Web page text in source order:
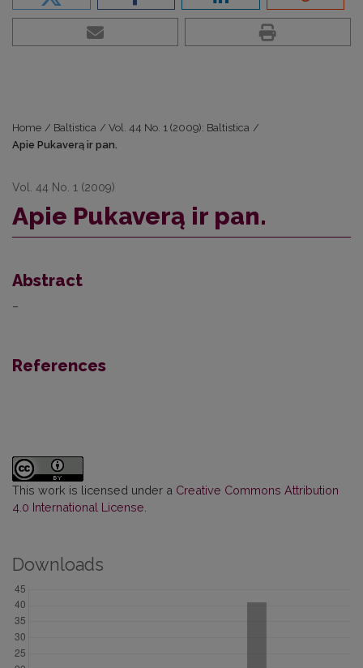
Home / Baltistica / Vol. 44 No. 1 (2009): Baltistica /
Apie Pukaverą ir pan.
Vol. 44 No. 1 (2009)
Apie Pukaverą ir pan.
Abstract
–
References
This work is licensed under a Creative Commons Attribution
4.0 International License.
Downloads